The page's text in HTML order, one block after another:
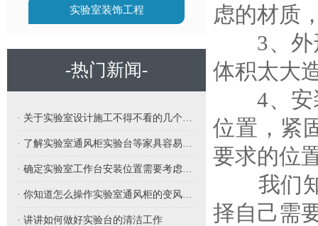
实验室装饰工程
-热门新闻-
· 关于实验室设计施工不得不看的几个要点
· 了解实验室通风柜实验台等家具容易受潮怎么办呢
· 确定实验室工作台安装位置需要考虑哪些因素
· 你知道怎么操作实验室通风柜的变风量吗
· 讲讲如何做好实验台的清洁工作
虑的材质
3、外形
体积太大
4、安装
位置，紧
要求的位
我们知
择自己需